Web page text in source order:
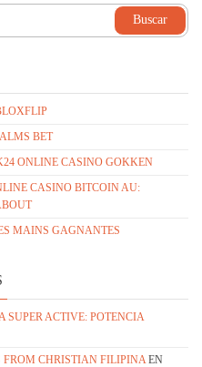
BET
ONLINE CASINO GOKKEN
CASINO BITCOIN AU:
MAINS GAGNANTES
SUPER ACTIVE: POTENCIA
FROM CHRISTIAN FILIPINA EN